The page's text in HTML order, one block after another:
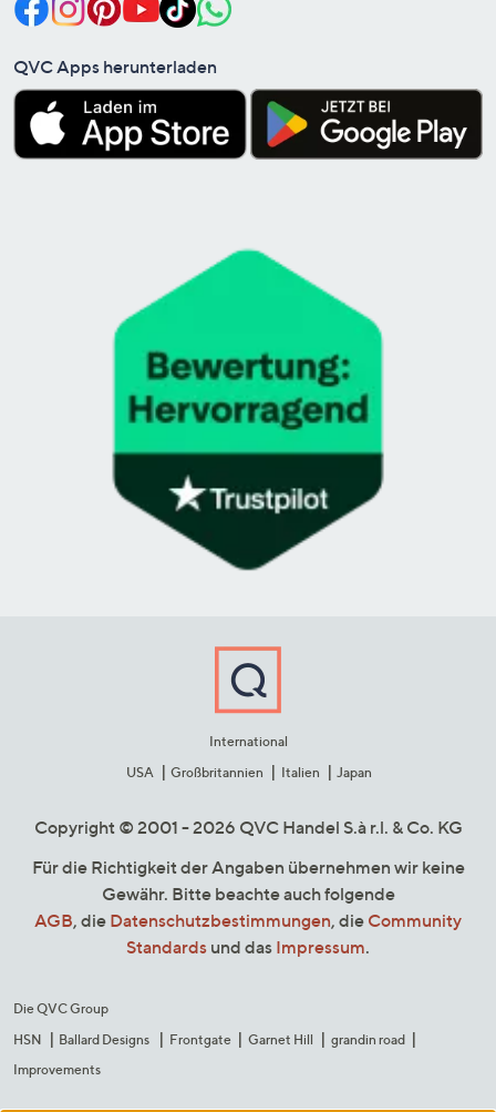
QVC Apps herunterladen
International
USA
Großbritannien Italien Japan
Copyright © 2001 - 2026 QVC Handel S.à r.l. & Co. KG
Für die Richtigkeit der Angaben übernehmen wir keine
Gewähr. Bitte beachte auch folgende
AGB, die Datenschutzbestimmungen, die Community
Standards und das Impressum.
Die QVC Group
HSN
Ballard Designs Frontgate Garnet Hill
grandin road
Improvements